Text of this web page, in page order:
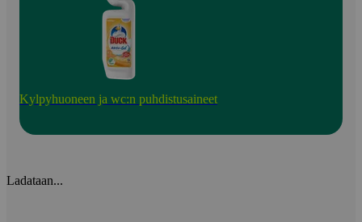
Kylpyhuoneen ja wc:n puhdistusaineet
Ladataan...